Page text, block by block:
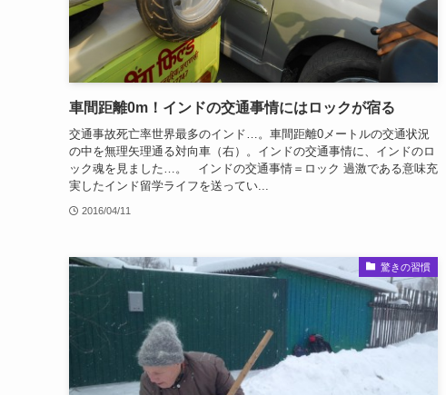
車間距離0m！インドの交通事情にはロックが宿る
交通事故死亡率世界最多のインド…。車間距離0メートルの交通状況
の中を無理矢理通る対向車（右）。インドの交通事情に、インドのロ
ック魂を見ました…。 インドの交通事情＝ロック 過激である意味充
実したインド留学ライフを送ってい...
2016/04/11
驚きの習慣